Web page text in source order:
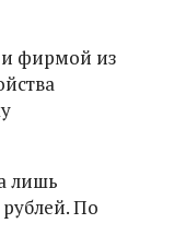
фирмой из
лишь
По